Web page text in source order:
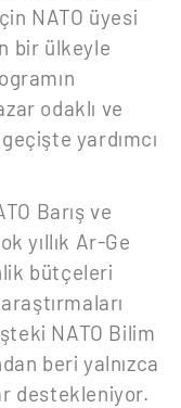
NATO üyesi
bir ülkeyle
odaklı ve
yardımcı
Barış ve
yıllık Ar-Ge
bütçeleri
NATO Bilim
beri yalnızca
destekleniyor.